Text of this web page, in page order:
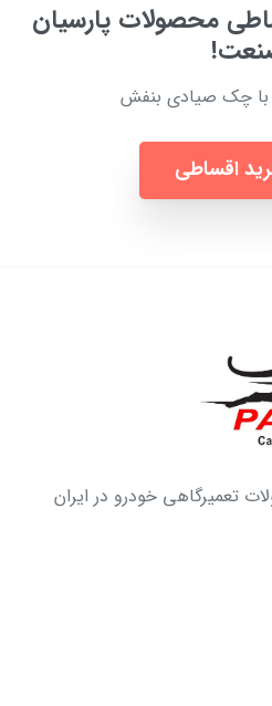
محصولات پارسیان
با چک صیادی بنفش
اقساطی
تعمیرگاهی خودرو در ایران